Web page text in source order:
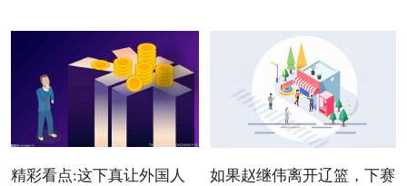
精彩看点:这下真让外国人
如果赵继伟离开辽篮，下赛